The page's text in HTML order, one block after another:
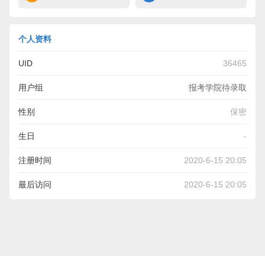
个人资料
UID 36465
用户组 报考学院待录取
性别 保密
生日 -
注册时间 2020-6-15 20:05
最后访问 2020-6-15 20:05